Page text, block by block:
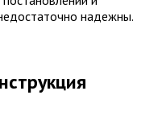
надежны.